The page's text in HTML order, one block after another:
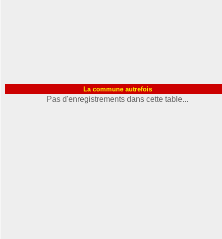
La commune autrefois
Pas d'enregistrements dans cette table...